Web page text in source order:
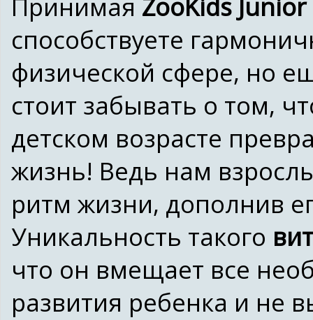
Принимая ZooKids
способствуете
физической сфере, но
стоит забывать о том,
детском возрасте
жизнь! Ведь нам
ритм жизни, дополнив
Уникальность такого
что он вмещает все
развития ребенка и не